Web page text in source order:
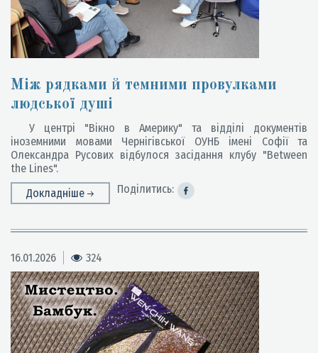
Між рядками й темними провулками
людської душі
У центрі "Вікно в Америку" та відділі документів
іноземними мовами Чернігівської ОУНБ імені Софії та
Олександра Русових відбулося засідання клубу "Between
the Lines".
Докладніше
Поділитись:
16.01.2026 324